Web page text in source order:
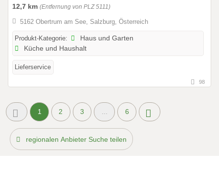
12,7 km (Entfernung von PLZ 5111)
5162 Obertrum am See, Salzburg, Österreich
Produkt-Kategorie:
Haus und Garten
Küche und Haushalt
Lieferservice
98
1 2 3 ... 6
regionalen Anbieter Suche teilen